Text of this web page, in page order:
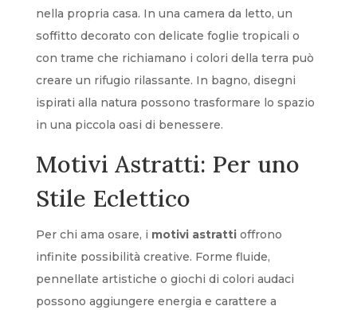
nella propria casa. In una camera da letto, un
soffitto decorato con delicate foglie tropicali o
con trame che richiamano i colori della terra può
creare un rifugio rilassante. In bagno, disegni
ispirati alla natura possono trasformare lo spazio
in una piccola oasi di benessere.
Motivi Astratti: Per uno
Stile Eclettico
Per chi ama osare, i motivi astrattioffrono
infinite possibilità creative. Forme fluide,
pennellate artistiche o giochi di colori audaci
possono aggiungere energia e carattere a